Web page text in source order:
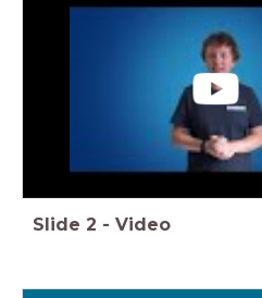
Slide 2 - Video